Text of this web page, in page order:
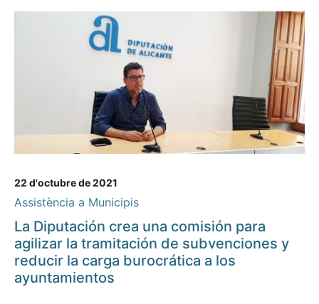
22 d'octubre de 2021
Assistència a Municipis
La Diputación crea una comisión para
agilizar la tramitación de subvenciones y
reducir la carga burocrática a los
ayuntamientos